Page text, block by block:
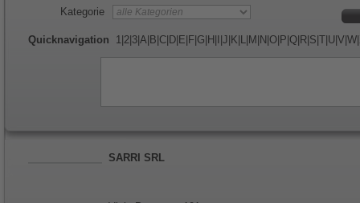
Kategorie
Quicknavigation 1 2 3 A B C D E F G H J K L M N O P Q R S T U V W
SARRI SRL